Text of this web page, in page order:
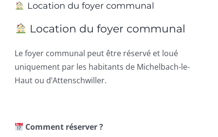
Location du foyer communal
Location du foyer communal
Le foyer communal peut être réservé et loué
uniquement par les habitants de Michelbach-le-
Haut ou d’Attenschwiller.
Comment réserver ?